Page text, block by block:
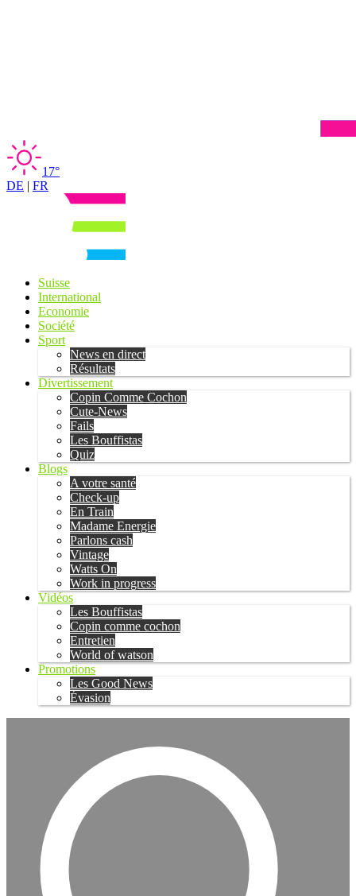
17°
DE | FR
Suisse
International
Economie
Société
Sport
News en direct
Résultats
Divertissement
Copin Comme Cochon
Cute-News
Fails
Les Bouffistas
Quiz
Blogs
A votre santé
Check-up
En Train
Madame Energie
Parlons cash
Vintage
Watts On
Work in progress
Vidéos
Les Bouffistas
Copin comme cochon
Entretien
World of watson
Promotions
Les Good News
Évasion